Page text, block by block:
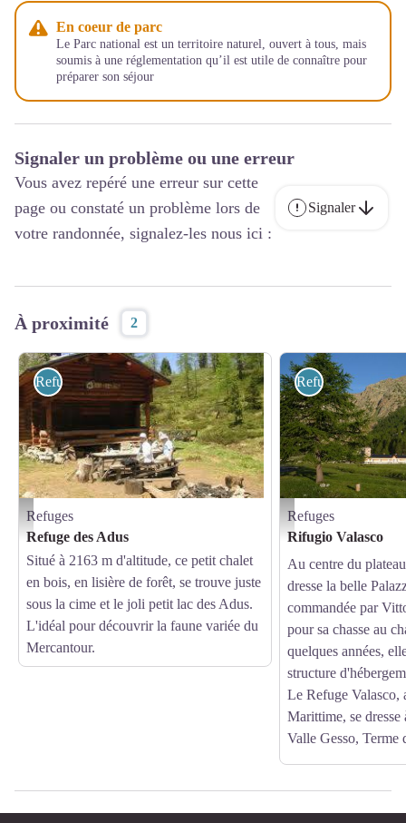
En coeur de parc
Le Parc national est un territoire naturel, ouvert à tous, mais
soumis à une réglementation qu’il est utile de connaître pour
préparer son séjour
Signaler un problème ou une erreur
Vous avez repéré une erreur sur cette
page ou constaté un problème lors de
votre randonnée, signalez-les nous ici :
Signaler
À proximité 2
Addus
Refuges
Refuges
Refuge des Adus
Situé à 2163 m d'altitude, ce petit chalet
en bois, en lisière de forêt, se trouve juste
sous la cime et le joli petit lac des Adus.
L'idéal pour découvrir la faune variée du
Mercantour.
Il Rifugio Valasco -
Refuges
Refuges
Rifugio Valasco
Au centre du
dresse la belle
commandée par
pour sa chasse au
quelques années,
structure
Le Refuge
Marittime, se dresse
Valle Gesso,